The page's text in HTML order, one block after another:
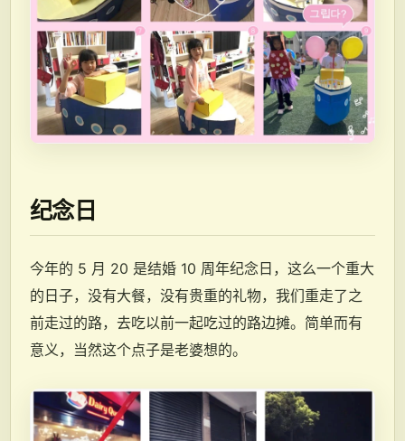
纪念日
今年的 5 月 20 是结婚 10 周年纪念日，这么一个重大
的日子，没有大餐，没有贵重的礼物，我们重走了之
前走过的路，去吃以前一起吃过的路边摊。简单而有
意义，当然这个点子是老婆想的。